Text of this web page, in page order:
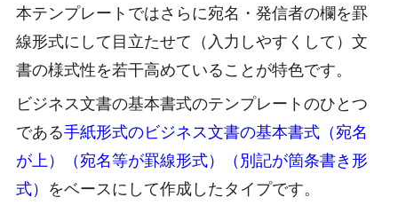
本テンプレートではさらに宛名・発信者の欄を罫
線形式にして目立たせて（入力しやすくして）文
書の様式性を若干高めていることが特色です。
ビジネス文書の基本書式のテンプレートのひとつ
である手紙形式のビジネス文書の基本書式（宛名
が上）（宛名等が罫線形式）（別記が箇条書き形
式） をベースにして作成したタイプです。